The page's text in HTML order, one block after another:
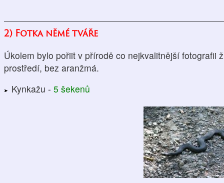
2) Fotka němé tváře
Úkolem bylo pořiit v přírodě co nejkvalitnější fotografii
prostředí, bez aranžmá.
Kynkažu - 5 šekenů